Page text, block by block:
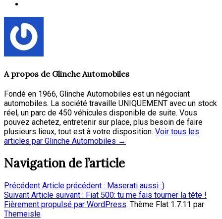
A propos de Glinche Automobiles
Fondé en 1966, Glinche Automobiles est un négociant
automobiles. La société travaille UNIQUEMENT avec un stock
réel, un parc de 450 véhicules disponible de suite. Vous
pouvez achetez, entretenir sur place, plus besoin de faire
plusieurs lieux, tout est à votre disposition. Voir tous les
articles par Glinche Automobiles →
Navigation de l’article
Précédent Article précédent : Maserati aussi :)
Suivant Article suivant : Fiat 500: tu me fais tourner la tête !
Fièrement propulsé par WordPress. Thème Flat 1.7.11 par
Themeisle